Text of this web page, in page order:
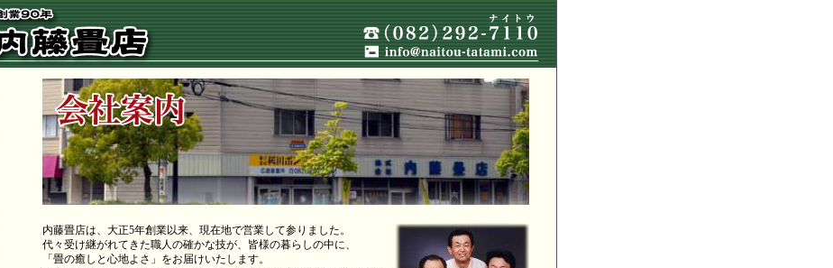
内藤畳店は、大正5年創業以来、現在地で営業して参りました。
代々受け継がれてきた職人の確かな技が、皆様の暮らしの中に、
「畳の癒しと心地よさ」をお届けいたします。